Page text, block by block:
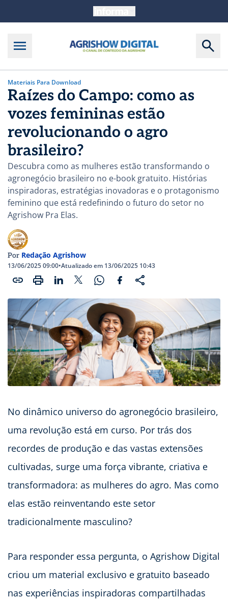
Materiais Para Download
Raízes do Campo: como as
vozes femininas estão
revolucionando o agro
brasileiro?
Descubra como as mulheres estão transformando o
agronegócio brasileiro no e-book gratuito. Histórias
inspiradoras, estratégias inovadoras e o protagonismo
feminino que está redefinindo o futuro do setor no
Agrishow Pra Elas.
Por Redação Agrishow
13/06/2025 09:00•Atualizado em 13/06/2025 10:43
No dinâmico universo do agronegócio brasileiro,
uma revolução está em curso. Por trás dos
recordes de produção e das vastas extensões
cultivadas, surge uma força vibrante, criativa e
transformadora: as mulheres do agro. Mas como
elas estão reinventando este setor
tradicionalmente masculino?
Para responder essa pergunta, o Agrishow Digital
criou um material exclusivo e gratuito baseado
nas experiências inspiradoras compartilhadas